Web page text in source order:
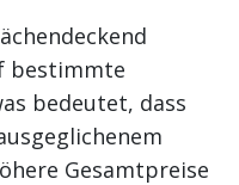
bestimmte
bedeutet, dass
Gesamtpreise